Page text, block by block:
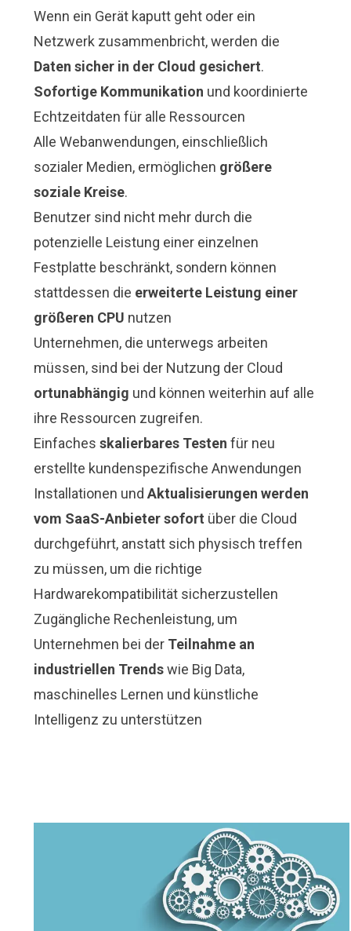
Wenn ein Gerät kaputt geht oder ein
Netzwerk zusammenbricht, werden die
Daten sicher in der Cloud gesichert.
Sofortige Kommunikation und koordinierte
Echtzeitdaten für alle Ressourcen
Alle Webanwendungen, einschließlich
sozialer Medien, ermöglichen größere
soziale Kreise.
Benutzer sind nicht mehr durch die
potenzielle Leistung einer einzelnen
Festplatte beschränkt, sondern können
stattdessen die erweiterte Leistung einer
größeren CPU nutzen
Unternehmen, die unterwegs arbeiten
müssen, sind bei der Nutzung der Cloud
ortunabhängig und können weiterhin auf alle
ihre Ressourcen zugreifen.
Einfaches skalierbares Testen für neu
erstellte kundenspezifische Anwendungen
Installationen und Aktualisierungen werden
vom SaaS-Anbieter sofort über die Cloud
durchgeführt, anstatt sich physisch treffen
zu müssen, um die richtige
Hardwarekompatibilität sicherzustellen
Zugängliche Rechenleistung, um
Unternehmen bei der Teilnahme an
industriellen Trendswie Big Data,
maschinelles Lernen und künstliche
Intelligenz zu unterstützen